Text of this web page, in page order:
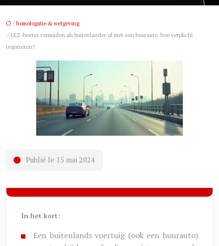
/ homologatie & wetgeving
/ LEZ-boetes vermijden als buitenlander of met een huurauto: hoe verplicht
registreren?
Publié le 15 mai 2024
In het kort:
Een buitenlands voertuig (ook een huurauto)